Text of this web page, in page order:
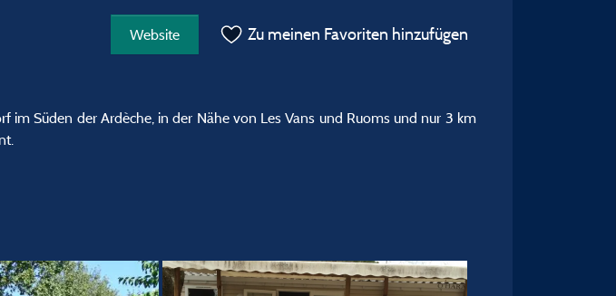
Website Zu meinen Favoriten hinzufügen
im Süden der Ardèche, in der Nähe von Les Vans und Ruoms und nur 3 km